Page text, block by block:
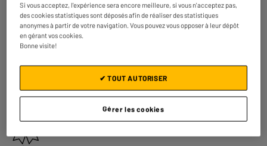
2 ans
Si vous acceptez, l'expérience sera encore meilleure, si vous n'acceptez pas,
des cookies statistiques sont déposés afin de réaliser des statistiques
anonymes à partir de votre navigation. Vous pouvez vous opposer à leur dépôt
en gérant vos cookies.
Bonne visite!
Gérer les cookies
✔ TOUT AUTORISER